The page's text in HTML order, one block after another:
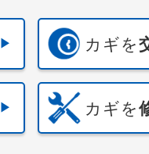
カギを
カギを